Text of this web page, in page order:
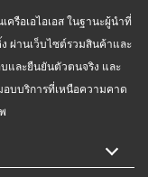
รือเอไอเอส ในฐานะผู้นำที่
ผ่านเว็บไซต์รวมสินค้าและ
และยืนยันตัวตนจริง และ
บบริการที่เหนือความคาด